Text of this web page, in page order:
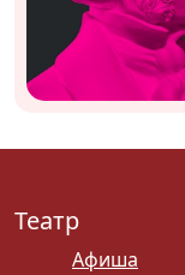
Театр
Афиша